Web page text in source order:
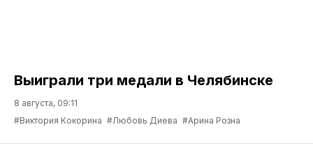
Выиграли три медали в Челябинске
8 августа, 09:11
#Виктория Кокорина #Любовь Диева #Арина Розна